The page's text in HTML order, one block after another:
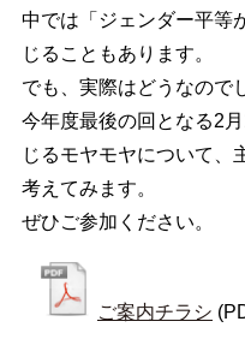
中では「ジェンダー平等
じることもあります。
でも、実際はどうなので
今年度最後の回となる2
じるモヤモヤについて、
考えてみます。
ぜひご参加ください。
ご案内チラシ